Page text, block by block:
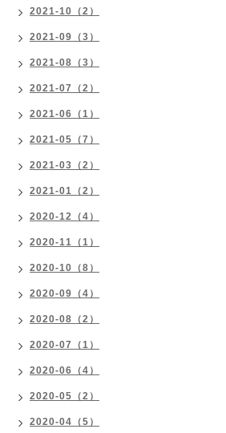
2021-10（2）
2021-09（3）
2021-08（3）
2021-07（2）
2021-06（1）
2021-05（7）
2021-03（2）
2021-01（2）
2020-12（4）
2020-11（1）
2020-10（8）
2020-09（4）
2020-08（2）
2020-07（1）
2020-06（4）
2020-05（2）
2020-04（5）